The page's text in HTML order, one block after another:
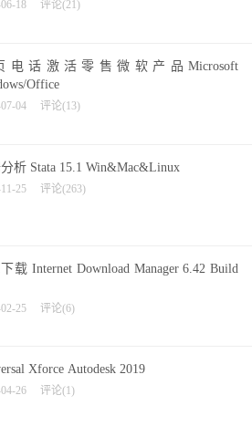
18 评论(21)
电话激活零售微软产品Microsoft
Office
04 评论(13)
析 Stata 15.1 Win&Mac&Linux
25 评论(263)
载 Internet Download Manager 6.42 Build
25 评论(6)
Xforce Autodesk 2019
26 评论(1)